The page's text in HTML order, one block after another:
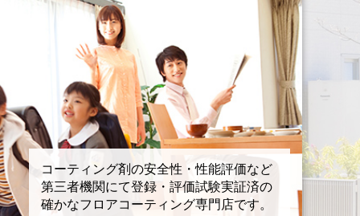
コーティング剤の安全性・性能評価など
第三者機関にて登録・評価試験実証済の
確かなフロアコーティング専門店です。